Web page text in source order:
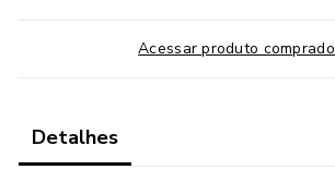
_o que aceita que te machuca.
🔹 DIA 2 — A RAIZ
Acessar produto comprado
Detalhes